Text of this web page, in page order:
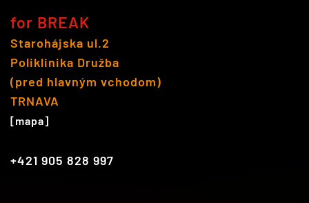
for BREAK
Starohájska ul.2
Poliklinika Družba
(pred hlavným vchodom)
TRNAVA
[mapa]
+421 905 828 997